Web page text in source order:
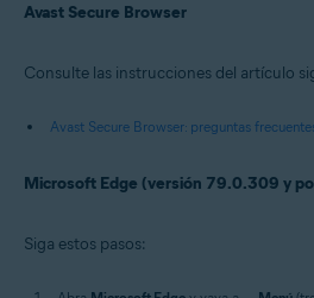
Avast Secure Browser
Consulte las instrucciones del artículo
Avast Secure Browser: preguntas
Microsoft Edge (versión 79.0.309 y
Siga estos pasos: